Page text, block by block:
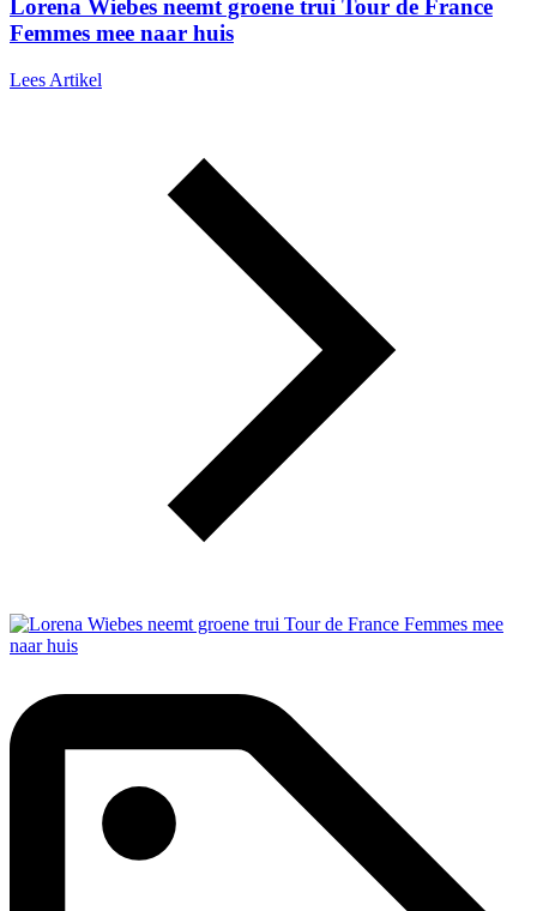
Lorena Wiebes neemt groene trui Tour de France
Femmes mee naar huis
Lees Artikel